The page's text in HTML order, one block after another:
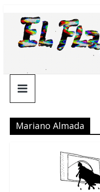
contenido
¯\_(ツ)_/
¯
Mariano Almada